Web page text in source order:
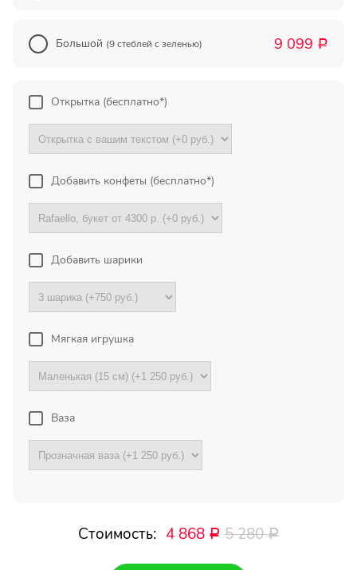
Понравился большой выбор
своему заказу получил ещё
коробку конфет в подарок:).
Светлан...
Екатеринбург
Огромная благодарность
менеджерам магазина за
отзывчивость, понимание и
выручили меня в непростой
Чтобы первыми узнать о
наших акциях и скидках
Большой (9 стеблей с зеленью) 9 099 Р
Открытка (бесплатно*)
Добавить конфеты (бесплатно*)
Добавить шарики
Мягкая игрушка
Ваза
Стоимость: 4 868 Р 5 280Р